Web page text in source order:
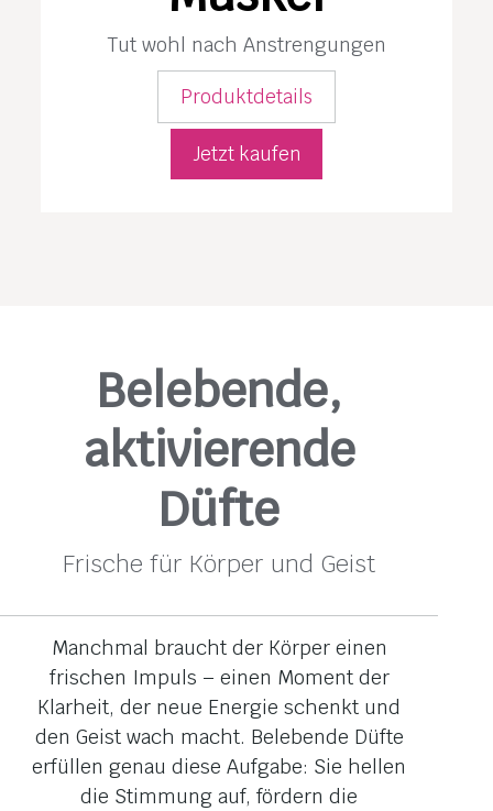
Tut wohl nach Anstrengungen
Produktdetails
Jetzt kaufen
Belebende,
aktivierende
Düfte
Frische für Körper und Geist
Manchmal braucht der Körper einen
frischen Impuls – einen Moment der
Klarheit, der neue Energie schenkt und
den Geist wach macht. Belebende Düfte
erfüllen genau diese Aufgabe: Sie hellen
die Stimmung auf, fördern die